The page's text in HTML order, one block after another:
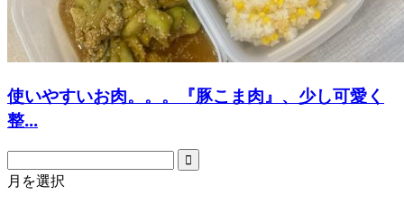
使いやすいお肉。。。『豚こま肉』、少し可愛く
整...
月を選択